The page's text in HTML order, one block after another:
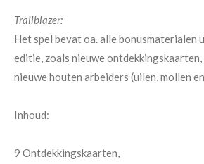
Trailblazer:
Het spel bevat oa. alle bonusmaterialen
editie, zoals nieuwe
nieuwe houten arbeiders (uilen, mollen
Inhoud:
9 Ontdekkingskaarten,